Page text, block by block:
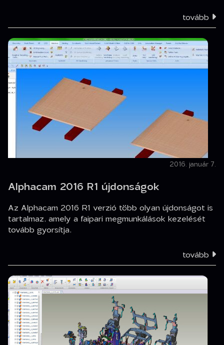
tovább
2016. január 7.
Alphacam 2016 R1 újdonságok
Az Alphacam 2016 R1 verzió több olyan újdonságot is
tartalmaz, amely a faipari megmunkálások kezelését
tovább gyorsítja.
tovább